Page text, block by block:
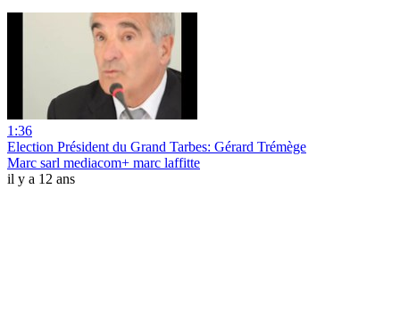
1:36
Election Président du Grand Tarbes: Gérard Trémège
Marc sarl mediacom+ marc laffitte
il y a 12 ans